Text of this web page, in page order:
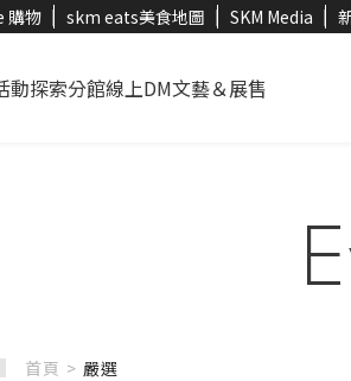
購物 skm eats美食地圖 SKM Media
動探索分館線上DM文藝＆展售
首頁 > 嚴選